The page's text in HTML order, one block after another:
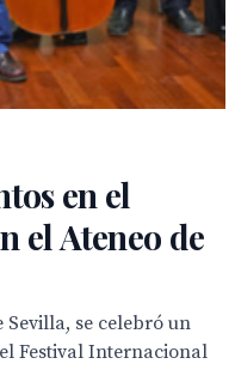
en el
el Ateneo de
Sevilla, se celebró un
Festival Internacional